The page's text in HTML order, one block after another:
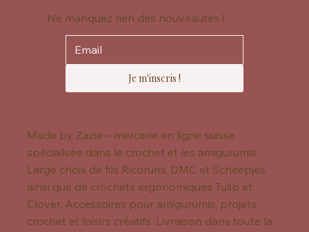
Ne manquez rien des nouveautés !
Je m'inscris !
Made by Zazie – mercerie en ligne suisse
spécialisée dans le crochet et les amigurumis.
Large choix de fils Ricorumi, DMC et Scheepjes,
ainsi que de crochets ergonomiques Tulip et
Clover. Accessoires pour amigurumis, projets
crochet et loisirs créatifs. Livraison dans toute la